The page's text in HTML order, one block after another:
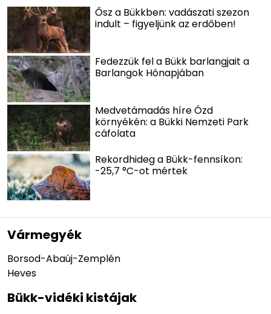
Ősz a Bükkben: vadászati szezon
indult – figyeljünk az erdőben!
Fedezzük fel a Bükk barlangjait a
Barlangok Hónapjában
Medvetámadás híre Ózd
környékén: a Bükki Nemzeti Park
cáfolata
Rekordhideg a Bükk-fennsíkon:
-25,7 °C-ot mértek
Vármegyék
Borsod-Abaúj-Zemplén
Heves
Bükk-vidéki kistájak